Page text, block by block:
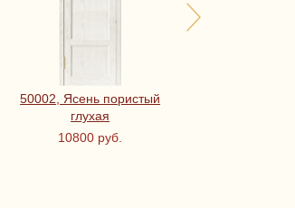
50002, Ясень пористый
глухая
10800 руб.